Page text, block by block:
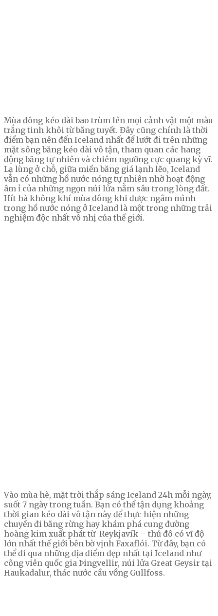
Mùa đông kéo dài bao trùm lên mọi cảnh vật một màu
trắng tinh khôi từ băng tuyết. Đây cũng chính là thời
điểm bạn nên đến Iceland nhất để lướt đi trên những
mặt sông băng kéo dài vô tận, tham quan các hang
động băng tự nhiên và chiêm ngưỡng cực quang kỳ vĩ.
Lạ lùng ở chỗ, giữa miền băng giá lạnh lẽo, Iceland
vẫn có những hồ nước nóng tự nhiên nhờ hoạt động
âm ỉ của những ngọn núi lửa nằm sâu trong lòng đất.
Hít hà không khí mùa đông khi được ngâm mình
trong hồ nước nóng ở Iceland là một trong những trải
nghiệm độc nhất vô nhị của thế giới.
Vào mùa hè, mặt trời thắp sáng Iceland 24h mỗi ngày,
suốt 7 ngày trong tuần. Bạn có thể tận dụng khoảng
thời gian kéo dài vô tận này để thực hiện những
chuyến đi băng rừng hay khám phá cung đường
hoàng kim xuất phát từ Reykjavík – thủ đô có vĩ độ
lớn nhất thế giới bên bờ vịnh Faxaflói. Từ đây, bạn có
thể đi qua những địa điểm đẹp nhất tại Iceland như
công viên quốc gia Þingvellir, núi lửa Great Geysir tại
Haukadalur, thác nước cầu vồng Gullfoss.